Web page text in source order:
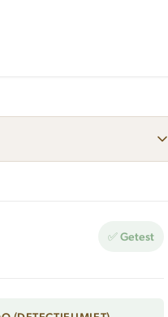
✅ Getest